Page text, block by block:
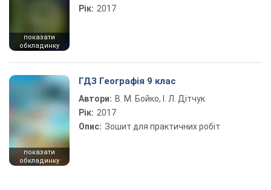
показати
обкладинку
Рік: 2017
показати
обкладинку
ГДЗ Географія 9 клас
Автори: В. М. Бойко, І. Л. Дітчук
Рік: 2017
Опис: Зошит для практичних робіт